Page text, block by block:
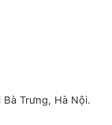
Trưng, Hà Nội.